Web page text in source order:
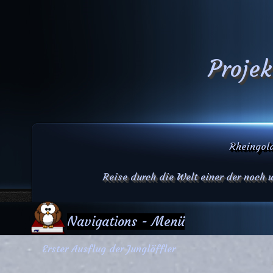
Reise durch die Welt einer der noch
Navigations - Menü
Erster Ausflug der Junglöffler